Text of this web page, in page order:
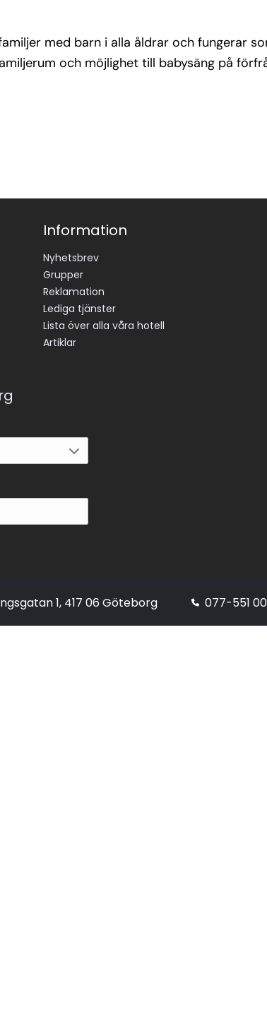
med barn i alla åldrar och fungerar
och möjlighet till babysäng på
Information
Nyhetsbrev
Grupper
Reklamation
Lediga tjänster
Lista över alla våra hotell
Artiklar
1, 417 06 Göteborg 077-551